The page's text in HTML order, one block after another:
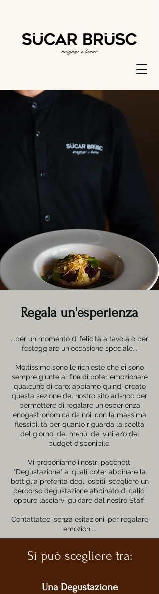
Regala un'esperienza
...per un momento di felicità a tavola o per
festeggiare un'occasione speciale...
Moltissime sono le richieste che ci sono
sempre giunte al fine di poter emozionare
qualcuno di caro; abbiamo quindi creato
questa sezione del nostro sito ad-hoc per
permettere di regalare un'esperienza
enogastronomica da noi, con la massima
flessibilità per quanto riguarda la scelta
del giorno, del menù, dei vini e/o del
budget disponibile.
Vi proponiamo i nostri pacchetti
"Degustazione" ai quali poter abbinare la
bottiglia preferita degli ospiti, scegliere un
percorso degustazione abbinato di calici
oppure lasciarvi guidare dal nostro Staff.
Contattateci senza esitazioni, per regalare
emozioni...
Si può scegliere tra:
Una Degustazione